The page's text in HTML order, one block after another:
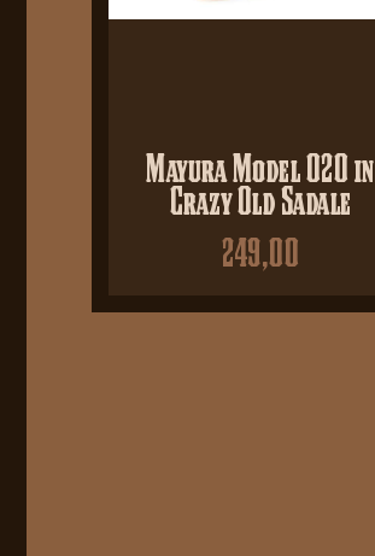
Mayura Model 020 in
Crazy Old Sadale
249,00